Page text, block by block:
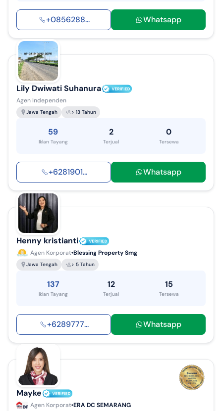
+0856288... Whatsapp
Lily Dwiwati Suhanura
Agen Independen
Jawa Tengah > 13 Tahun
59
Iklan Tayang
2
Terjual
0
Tersewa
+6281901... Whatsapp
Henny kristianti
Agen Korporat Blessing Property Smg
Jawa Tengah > 5 Tahun
137
Iklan Tayang
12
Terjual
15
Tersewa
+6289777... Whatsapp
Mayke
Agen Korporat ERA DC SEMARANG